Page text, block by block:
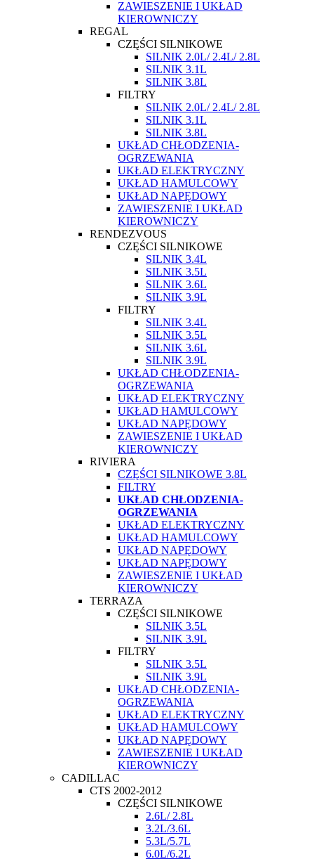
ZAWIESZENIE I UKŁAD
KIEROWNICZY
REGAL
CZĘŚCI SILNIKOWE
SILNIK 2.0L/ 2.4L/ 2.8L
SILNIK 3.1L
SILNIK 3.8L
FILTRY
SILNIK 2.0L/ 2.4L/ 2.8L
SILNIK 3.1L
SILNIK 3.8L
UKŁAD CHŁODZENIA-
OGRZEWANIA
UKŁAD ELEKTRYCZNY
UKŁAD HAMULCOWY
UKŁAD NAPĘDOWY
ZAWIESZENIE I UKŁAD
KIEROWNICZY
RENDEZVOUS
CZĘŚCI SILNIKOWE
SILNIK 3.4L
SILNIK 3.5L
SILNIK 3.6L
SILNIK 3.9L
FILTRY
SILNIK 3.4L
SILNIK 3.5L
SILNIK 3.6L
SILNIK 3.9L
UKŁAD CHŁODZENIA-
OGRZEWANIA
UKŁAD ELEKTRYCZNY
UKŁAD HAMULCOWY
UKŁAD NAPĘDOWY
ZAWIESZENIE I UKŁAD
KIEROWNICZY
RIVIERA
CZĘŚCI SILNIKOWE 3.8L
FILTRY
UKŁAD CHŁODZENIA-
OGRZEWANIA
UKŁAD ELEKTRYCZNY
UKŁAD HAMULCOWY
UKŁAD NAPĘDOWY
UKŁAD NAPĘDOWY
ZAWIESZENIE I UKŁAD
KIEROWNICZY
TERRAZA
CZĘŚCI SILNIKOWE
SILNIK 3.5L
SILNIK 3.9L
FILTRY
SILNIK 3.5L
SILNIK 3.9L
UKŁAD CHŁODZENIA-
OGRZEWANIA
UKŁAD ELEKTRYCZNY
UKŁAD HAMULCOWY
UKŁAD NAPĘDOWY
ZAWIESZENIE I UKŁAD
KIEROWNICZY
CADILLAC
CTS 2002-2012
CZĘŚCI SILNIKOWE
2.6L/ 2.8L
3.2L/3.6L
5.3L/5.7L
6.0L/6.2L